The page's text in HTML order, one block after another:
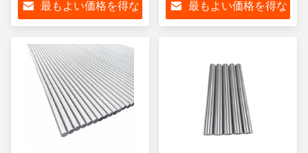
最もよい価格を得な 最もよい価格を得な